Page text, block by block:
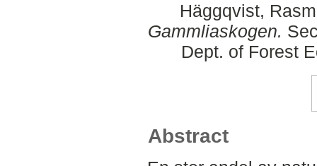
Häggqvist,
Gammliaskogen.
Dept. of Forest
Abstract